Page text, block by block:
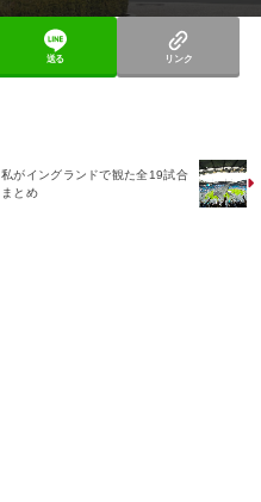
送る リンク
私がイングランドで観た全19試合
まとめ